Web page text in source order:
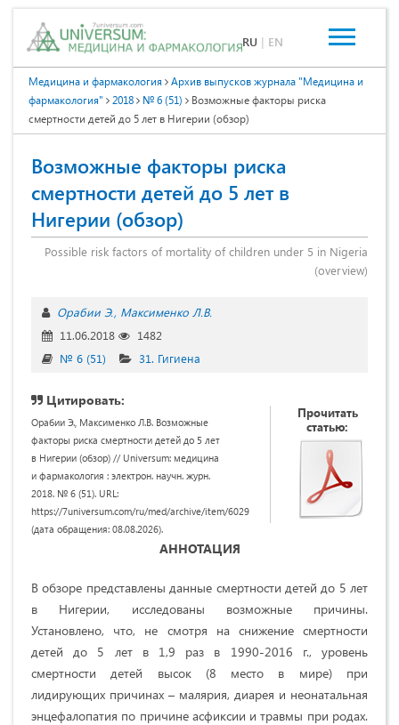
RU | EN
Медицина и фармакология
Архив выпусков журнала "Медицина и
фармакология"
2018 № 6 (51)
Возможные факторы риска
смертности детей до 5 лет в Нигерии (обзор)
Возможные факторы риска
смертности детей до 5 лет в
Нигерии (обзор)
Possible risk factors of mortality of children under 5 in Nigeria
(overview)
Орабии Э. Максименко Л.В.
11.06.2018
1482
№ 6 (51)
31. Гигиена
Цитировать:
Орабии Э., Максименко Л.В. Возможные
факторы риска смертности детей до 5 лет
в Нигерии (обзор) // Universum: медицина
и фармакология : электрон. научн. журн.
2018. № 6 (51). URL:
https://7universum.com/ru/med/archive/item/6029
(дата обращения: 08.08.2026).
Прочитать
статью:
АННОТАЦИЯ
В обзоре представлены данные смертности детей до 5 лет
в Нигерии, исследованы возможные причины.
Установлено, что, не смотря на снижение смертности
детей до 5 лет в 1,9 раз в 1990-2016 г., уровень
смертности детей высок (8 место в мире) при
лидирующих причинах – малярия, диарея и неонатальная
энцефалопатия по причине асфиксии и травмы при родах.